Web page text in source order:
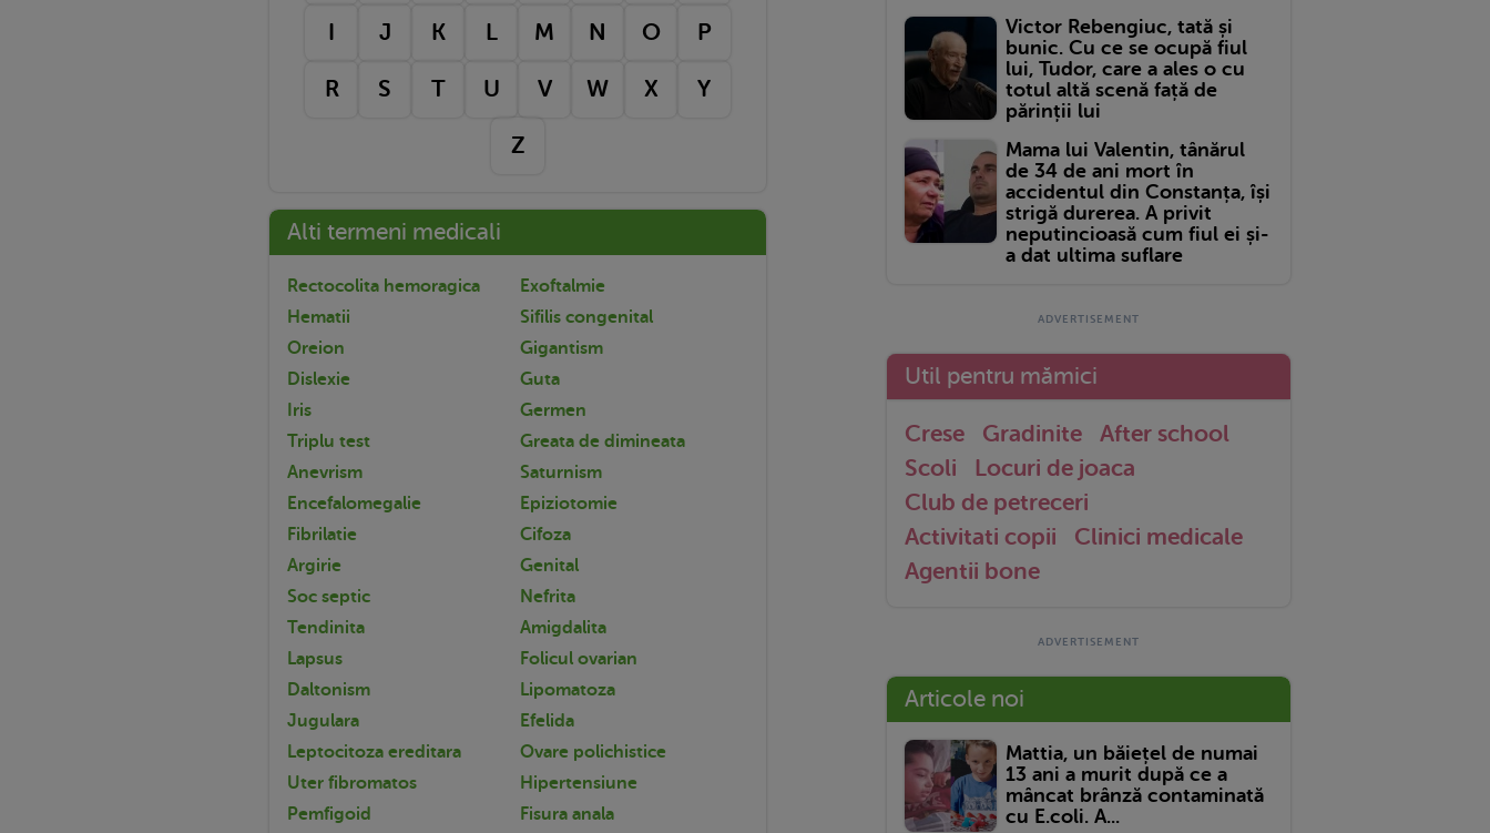
I J K L M N O P
R S T U V W X Y
Z
Alti termeni medicali
Rectocolita hemoragica
Exoftalmie
Hematii
Sifilis congenital
Oreion
Gigantism
Dislexie
Guta
Iris
Germen
Triplu test
Greata de dimineata
Anevrism
Saturnism
Encefalomegalie
Epiziotomie
Fibrilatie
Cifoza
Argirie
Genital
Soc septic
Nefrita
Tendinita
Amigdalita
Lapsus
Folicul ovarian
Daltonism
Lipomatoza
Jugulara
Efelida
Leptocitoza ereditara
Ovare polichistice
Uter fibromatos
Hipertensiune
Pemfigoid
Fisura anala
Victor Rebengiuc, tată și
bunic. Cu ce se ocupă fiul
lui, Tudor, care a ales o cu
totul altă scenă față de
părinții lui
Mama lui Valentin, tânărul
de 34 de ani mort în
accidentul din Constanța, își
strigă durerea. A privit
neputincioasă cum fiul ei și-
a dat ultima suflare
Util pentru mămici
Crese Gradinite
After school
Scoli
Locuri de joaca
Club de petreceri
Activitati copii
Clinici medicale
Agentii bone
Articole noi
Mattia, un băiețel de numai
13 ani a murit după ce a
mâncat brânză contaminată
cu E.coli. A...